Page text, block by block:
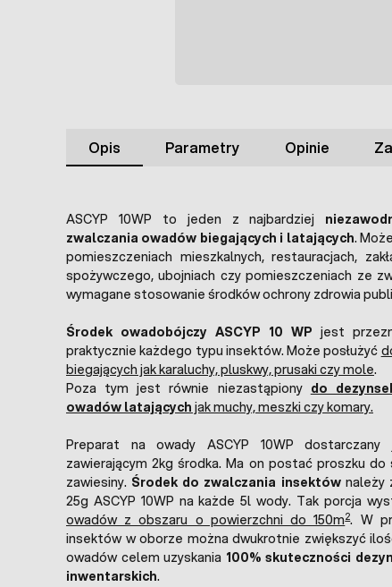
Opis Parametry Opinie
ASCYP 10WP to jeden z najbardziej
zwalczania owadów biegających i latających.
pomieszczeniach mieszkalnych, restauracjach,
spożywczego, ubojniach czy pomieszczeniach ze
wymagane stosowanie środków ochrony zdrowia
Środek owadobójczy ASCYP 10 WP jest
praktycznie każdego typu insektów. Może posłużyć
biegających jak karaluchy, pluskwy, prusaki czy mole.
Poza tym jest równie niezastąpiony do
owadów latających jak muchy, meszki czy komary.
Preparat na owady ASCYP 10WP
zawierającym 2kg środka. Ma on postać proszku do
zawiesiny. Środek do zwalczania insektównależy
25g ASCYP 10WP na każde 5l wody. Tak porcja
owadów z obszaru o powierzchni do 150m2. W
insektów w oborze można dwukrotnie zwiększyć
owadów celem uzyskania 100% skuteczności
inwentarskich.